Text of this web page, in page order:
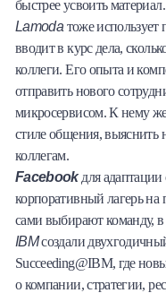
быстрее усвоить материал.
Lamoda тоже использует
вводит в курс дела,
коллеги. Его опыта и
отправить нового
микросервисом. К нему
стиле общения, выяснить
коллегам.
Facebook для адаптации
корпоративный лагерь на
сами выбирают команду, в
IBMсоздали
Succeeding@IBM, где
о компании, стратегии,